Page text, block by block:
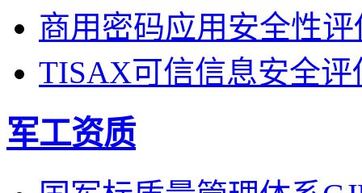
商用密码应用安全性评
TISAX可信信息安全评
军工资质